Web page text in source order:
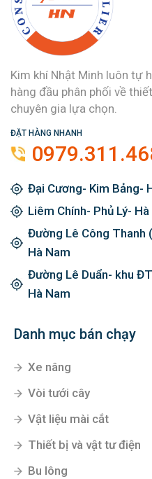
Kim khí Nhật Minh luôn tự
hàng đầu phân phối về
chuyên gia lựa chọn.
ĐẶT HÀNG NHANH
Đại Cương- Kim Bảng-
Liêm Chính- Phủ Lý-
Đường Lê Công Thanh
Hà Nam
Đường Lê Duẩn- khu
Hà Nam
Danh mục bán chạy
Xe nâng
Vòi tưới cây
Vật liệu mài cắt
Thiết bị và vật tư điện
Bu lông